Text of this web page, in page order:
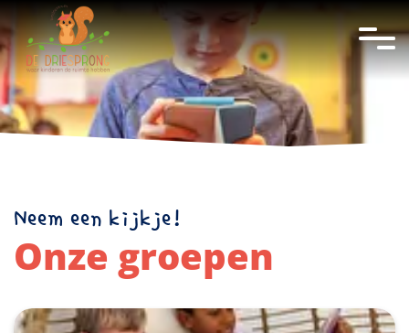
overslaan
Neem een kijkje!
Onze groepen